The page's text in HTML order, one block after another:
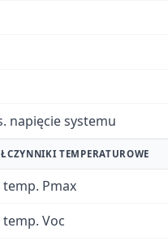
napięcie systemu
TEMPERATUROWE
temp. Pmax
temp. Voc